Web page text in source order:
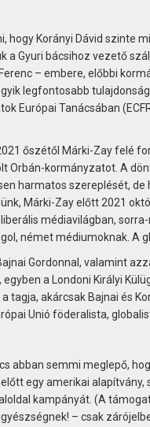
Korányi Dávid szinte
Gyuri bácsihoz vezető
– embere, előbbi
legfontosabb
Európai Tanácsában
őszétől Márki-Zay felé
Orbán-kormányzatot. A
harmatos szereplését,
Márki-Zay előtt 2021
médiavilágban,
német médiumoknak. A
Gordonnal, valamint
a Londoni Királyi
tagja, akárcsak Bajnai és
Unió föderalista,
abban semmi meglepő,
egy amerikai
kampányát. (A
– csak